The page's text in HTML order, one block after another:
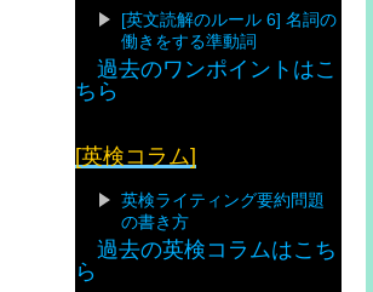
[英文読解のルール 6] 名詞の
働きをする準動詞
過去のワンポイントはこ
ちら
[英検コラム]
英検ライティング要約問題
の書き方
過去の英検コラムはこち
ら